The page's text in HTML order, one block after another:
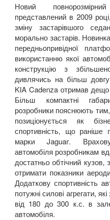
MAZDA
MERCEDES-BENZ
MINI
MITSUBISHI
NISSAN
OPEL
PEUGEOT
PORSCHE
RENAULT
ROVER
Новий
представлений в 2009
зміну застарівшого
морально застарів.
передньопривідної
використанню якої
конструкцію з
дивлячись на більш
KIA Cadenza отримав дещо
Більш компактні
розробники пояснюють
позиціонується як
спортивність, що раніше
маркиJaguar.
автомобіля розробникам
достатньо обтічний
отримати показники
Додаткову спортивність
потужні силові агрегати,
від 180 до 300 к.с. в
автомобіля.